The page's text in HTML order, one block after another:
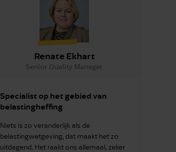
Renate Ekhart
Senior Quality Manager
Specialist op het gebied van
belastingheffing
Niets is zo veranderlijk als de
belastingwetgeving, dat maakt het zo
uitdagend. Het raakt ons allemaal, zeker